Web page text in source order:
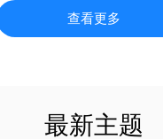
查看更多
最新主题